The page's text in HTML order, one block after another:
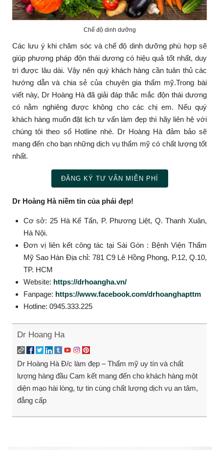
Chế độ dinh dưỡng
Các lưu ý khi chăm sóc và chế độ dinh dưỡng phù hợp sẽ
giúp phương pháp độn thái dương có hiệu quả tốt nhất, duy
trì được lâu dài. Vậy nên quý khách hàng cần tuân thủ các
hướng dẫn và chia sẻ của chuyên gia thẩm mỹ.Trong bài
viết này, Dr Hoàng Hà đã giải đáp thắc mắc độn thái dương
có nằm nghiêng được không cho các chị em. Nếu quý
khách hàng muốn đặt lịch tư vấn làm đẹp thì hãy liên hệ với
chúng tôi theo số Hotline nhé. Dr Hoàng Hà đảm bảo sẽ
mang đến cho bạn những dịch vụ thẩm mỹ có chất lượng tốt
nhất.
ĐĂNG KÝ TƯ VẤN MIỄN PHÍ
Dr Hoàng Hà niềm tin của phái đẹp!
Cơ sở: 25 Hà Kế Tấn, P. Phương Liệt, Q. Thanh Xuân,
Hà Nội.
Đơn vị liên kết công tác tại Sài Gòn : Bệnh Viện Thẩm
Mỹ Sao Hàn Địa chỉ: 781 C9 Lê Hồng Phong, P.12, Q.10,
TP. HCM
Website: https://drhoangha.vn/
Fanpage: https://www.facebook.com/drhoanghapttm
Hotline: 0945.333.225
Dr Hoang Ha
Dr Hoàng Hà Đ/c làm đẹp – Thẩm mỹ uy tín và chất
lượng hàng đầu Cam kết mang đến cho khách hàng một
diện mạo hài lòng, tự tin cùng chất lượng dịch vụ an tâm,
đẳng cấp